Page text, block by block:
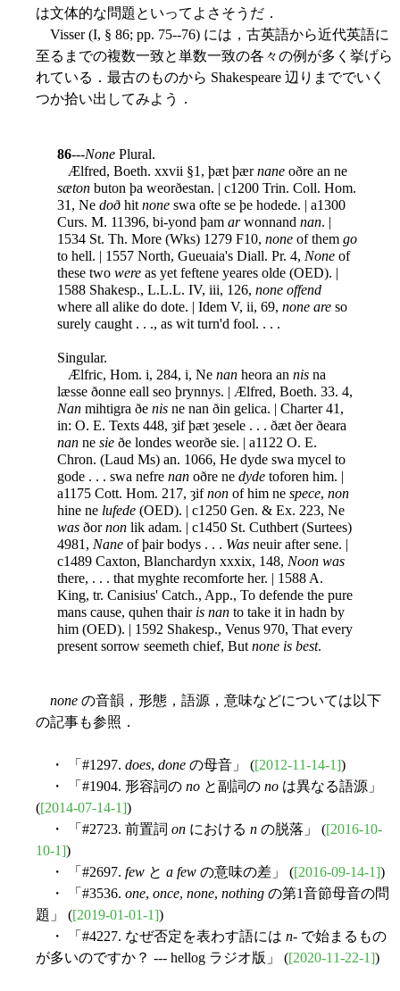
は文体的な問題といってよさそうだ．
Visser (I, § 86; pp. 75--76) には，古英語から近代英語に
至るまでの複数一致と単数一致の各々の例が多く挙げら
れている．最古のものから Shakespeare 辺りまででいく
つか拾い出してみよう．
86---None Plural.
Ælfred, Boeth. xxvii §1, þæt þærnane oðre an ne
sæton buton þa weorðestan. | c1200 Trin. Coll. Hom.
31, Ne doð hit none swa ofte se þe hodede. | a1300
Curs. M. 11396, bi-yond þam arwonnand nan. |
1534 St. Th. More (Wks) 1279 F10, none of them go
to hell. | 1557 North, Gueuaia's Diall. Pr. 4, None of
these two were as yet feftene yeares olde (OED). |
1588 Shakesp., L.L.L. IV, iii, 126, none offend
where all alike do dote. | Idem V, ii, 69, none are so
surely caught . . ., as wit turn'd fool. . . .
Singular.
Ælfric, Hom. i, 284, i, Ne nan heora an nis na
læsse ðonne eall seo þrynnys. | Ælfred, Boeth. 33. 4,
Nan mihtigra ðe nis ne nan ðin gelica. | Charter 41,
in: O. E. Texts 448, ȝif þæt ȝesele . . . ðæt ðer ðeara
nan ne sie ðe londes weorðe sie. | a1122 O. E.
Chron. (Laud Ms) an. 1066, He dyde swa mycel to
gode . . . swa nefre nan oðre ne dyde toforen him. |
a1175 Cott. Hom. 217, ȝifnon of him ne spece, non
hine ne lufede (OED). | c1250 Gen. & Ex. 223, Ne
was ðornon lik adam. | c1450 St. Cuthbert (Surtees)
4981, Nane of þair bodys . . . Was neuir after sene. |
c1489 Caxton, Blanchardyn xxxix, 148, Noon was
there, . . . that myghte recomforte her. | 1588 A.
King, tr. Canisius' Catch., App., To defende the pure
mans cause, quhen thair is nan to take it in hadn by
him (OED). | 1592 Shakesp., Venus 970, That every
present sorrow seemeth chief, But none is best.
none の音韻，形態，語源，意味などについては以下
の記事も参照．
・ 「#1297. does, done の母音」 ([2012-11-14-1])
・ 「#1904. 形容詞の no と副詞の no は異なる語源」
([2014-07-14-1])
・ 「#2723. 前置詞 on における n の脱落」 ([2016-10-
10-1])
・ 「#2697. few と a few の意味の差」 ([2016-09-14-1])
・ 「#3536. one, once, none, nothing の第1音節母音の問
題」 ([2019-01-01-1])
・ 「#4227. なぜ否定を表わす語には n- で始まるもの
が多いのですか？ --- hellog ラジオ版」 ([2020-11-22-1])